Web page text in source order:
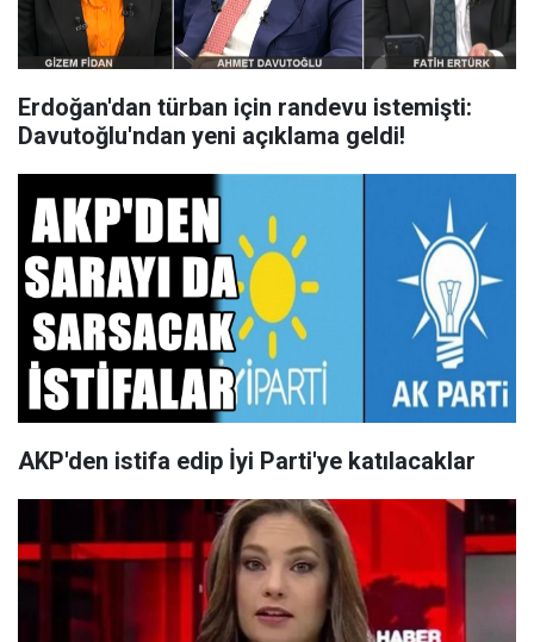
Erdoğan'dan türban için randevu istemişti:
Davutoğlu'ndan yeni açıklama geldi!
AKP'den istifa edip İyi Parti'ye katılacaklar